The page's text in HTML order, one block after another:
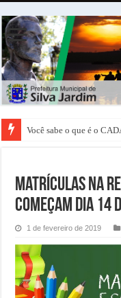
Você sabe o que é o
Matrículas na
começam dia 14
1 de fevereiro de 2019